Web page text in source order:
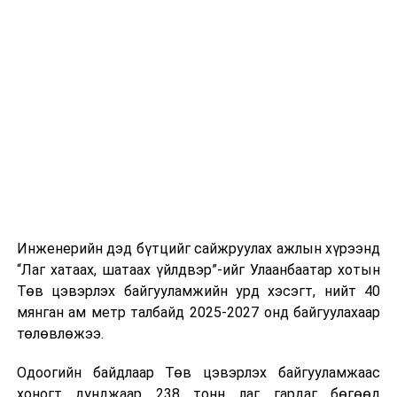
Инженерийн дэд бүтцийг сайжруулах ажлын хүрээнд
“Лаг хатаах, шатаах үйлдвэр”-ийг Улаанбаатар хотын
Төв цэвэрлэх байгууламжийн урд хэсэгт, нийт 40
мянган ам метр талбайд 2025-2027 онд байгуулахаар
төлөвлөжээ.
Одоогийн байдлаар Төв цэвэрлэх байгууламжаас